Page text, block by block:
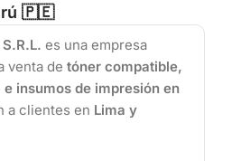
🇵🇪
es una empresa
venta de tóner compatible,
insumos de impresión en
a clientes en Lima y